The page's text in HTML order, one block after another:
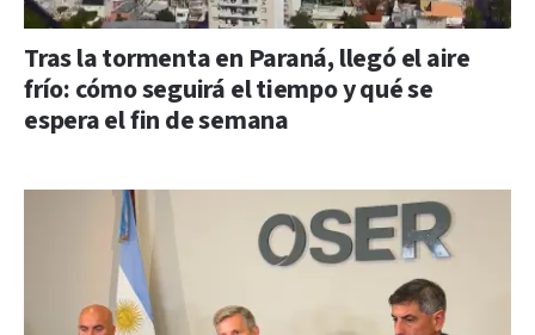
Tras la tormenta en Paraná, llegó el aire
frío: cómo seguirá el tiempo y qué se
espera el fin de semana